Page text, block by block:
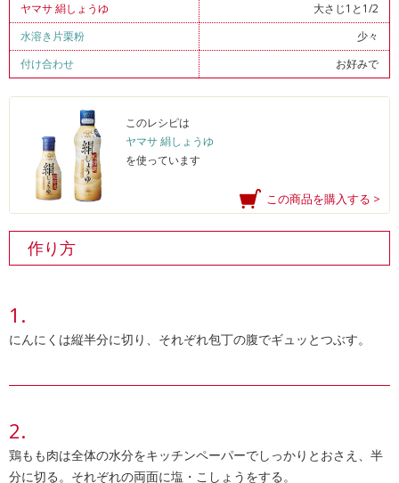
ヤマサ 絹しょうゆ
大さじ1と1/2
水溶き片栗粉
少々
付け合わせ
お好みで
このレシピは
ヤマサ 絹しょうゆ
を使っています
この商品を購入する >
作り方
にんにくは縦半分に切り、それぞれ包丁の腹でギュッとつぶす。
鶏もも肉は全体の水分をキッチンペーパーでしっかりとおさえ、半
分に切る。それぞれの両面に塩・こしょうをする。